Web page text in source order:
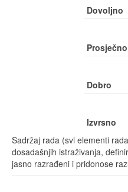
Dovoljno
Prosječno
Dobro
Izvrsno
Sadržaj rada (svi elementi
dosadašnjih istraživanja,
jasno razrađeni i pridonose